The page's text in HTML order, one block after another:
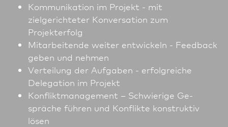
Kommunikation im Projekt - mit
zielgerichteter Konversation zum
Projekterfolg
Mitarbeitende weiter entwickeln - Feedback
geben und nehmen
Verteilung der Aufgaben - erfolgreiche
Delegation im Projekt
Konfliktmanagement – Schwierige Ge­
spräche führen und Konflikte konstruktiv
lösen